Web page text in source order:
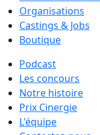
Organisations
Castings & Jobs
Boutique
Podcast
Les concours
Notre histoire
Prix Cinergie
L'équipe